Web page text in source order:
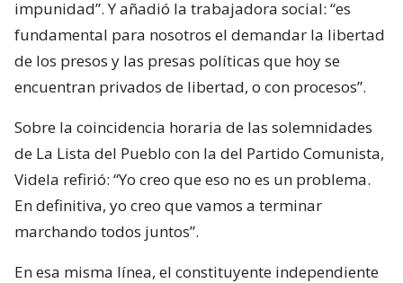
impunidad”. Y añadió la trabajadora social: “es
fundamental para nosotros el demandar la libertad
de los presos y las presas políticas que hoy se
encuentran privados de libertad, o con procesos”.
Sobre la coincidencia horaria de las solemnidades
de La Lista del Pueblo con la del Partido Comunista,
Videla refirió: “Yo creo que eso no es un problema.
En definitiva, yo creo que vamos a terminar
marchando todos juntos”.
En esa misma línea, el constituyente independiente